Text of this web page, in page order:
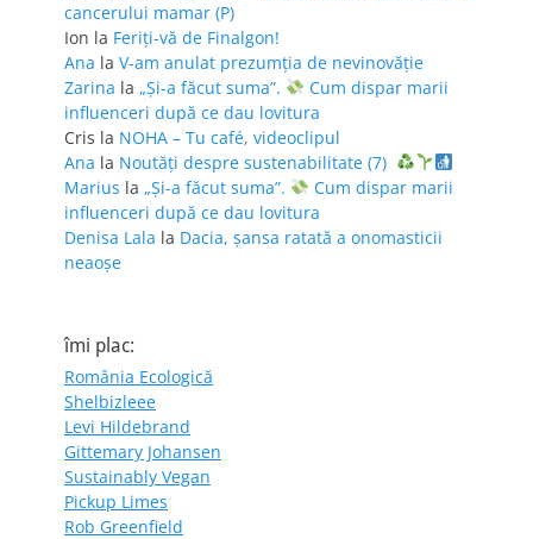
cancerului mamar (P)
Ion la Feriţi-vă de Finalgon!
Ana la V-am anulat prezumția de nevinovăție
Zarina la „Și-a făcut suma”.
Cum dispar marii
influenceri după ce dau lovitura
Cris la NOHA – Tu café, videoclipul
Ana la Noutăți despre sustenabilitate (7)
Marius la „Și-a făcut suma”.
Cum dispar marii
influenceri după ce dau lovitura
Denisa Lala la Dacia, șansa ratată a onomasticii
neaoșe
îmi plac:
România Ecologică
Shelbizleee
Levi Hildebrand
Gittemary Johansen
Sustainably Vegan
Pickup Limes
Rob Greenfield